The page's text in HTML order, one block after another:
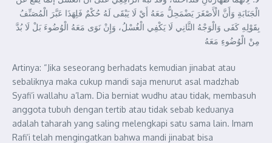
الْجَنَابَةِ وَأَنَّ الْأَصْغَرَ يَضْمَحِلُّ مَعَهُ أَيْ لَا يَبْقَى لَهُ حُكْمٌ فَلِهَذَا عَبَّرَ الْمُصَنِّفُ
بِقَوْلِهِ كَفَى وَالْوَجْهُ الثَّانِي لَا يَكْفِي الْغُسْلُ، وَإِنْ نَوَى مَعَهُ الْوُضُوءَ بَلْ لَا بُدَّ
مِنْ الْوُضُوءِ مَعَهُ
Artinya: “Jika seseorang berhadats kemudian jinabat atau
sebaliknya maka cukup mandi saja menurut asal madzhab
Syafi’i wallahu a’lam. Dia berniat wudhu atau tidak, membasuh
anggota tubuh dengan tertib atau tidak sebab keduanya
adalah taharah yang saling melengkapi satu sama lain. Imam
Rafi’i telah mengingatkan bahwa mandi jinabat bisa